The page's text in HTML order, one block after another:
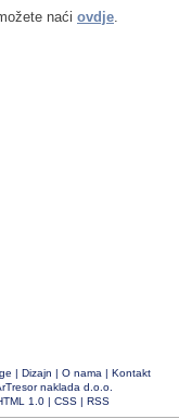
naći ovdje
| Dizajn | O nama | Kontakt
naklada d.o.o.
1.0| CSS| RSS